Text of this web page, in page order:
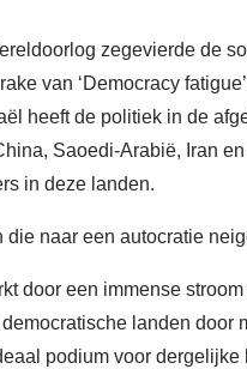
zegevierde de
van ‘Democracy
heeft de politiek in de
Saoedi-Arabië, Iran
in deze landen.
naar een autocratie
door een immense
landen door
podium voor